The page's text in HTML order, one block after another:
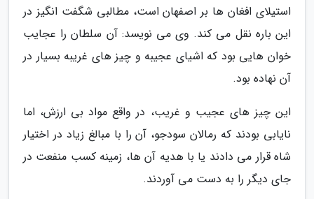
استیلای افغان ها بر اصفهان است، مطالبی شگفت انگیز در
این باره نقل می کند. وی می نویسد: آن سلطان را عجایب
خوان هایی بود که اشیای عجیبه و چیز های غریبه بسیار در
آن نهاده بود.
این چیز های عجیب و غریب، در واقع مواد بی ارزش، اما
نایابی بودند که رمالان سودجو، آن را با مبالغ زیاد در اختیار
شاه قرار می دادند یا با هدیه آن ها، زمینه کسب منفعت در
جای دیگر را به دست می آوردند.